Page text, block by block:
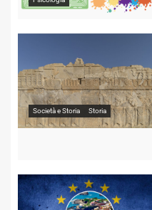
Società e Storia Storia